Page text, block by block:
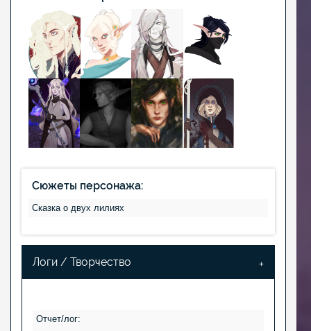
Сюжеты персонажа:
Сказка о двух лилиях
Логи / Творчество
Отчет/лог: